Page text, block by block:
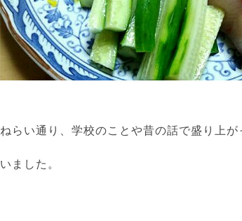
ねらい通り、学校のことや昔の話で盛り上
いました。